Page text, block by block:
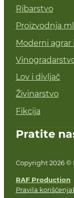
Ribarstvo
Proizvodnja
Moderni
Lov i divljač
Živinarstvo
Fikcija
Pratite
Copyright 2026 ©
RAF Production
Pravila korišćenja